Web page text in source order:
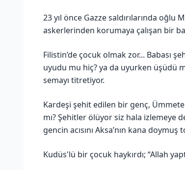
23 yıl önce Gazze saldırılarında oğlu
askerlerinden korumaya çalışan bir
Filistin’de çocuk olmak zor... Babası
uyudu mu hiç? ya da uyurken üşüdü
semayı titretiyor.
Kardeşi şehit edilen bir genç,
mı? Şehitler ölüyor siz hala izlemeye
gencin acısını Aksa’nın kana
Kudüs'lü bir çocuk haykırdı; “Allah